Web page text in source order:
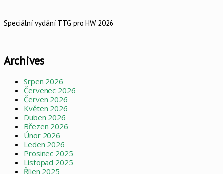
Speciální vydání TTG pro HW 2026
Archives
Srpen 2026
Červenec 2026
Červen 2026
Květen 2026
Duben 2026
Březen 2026
Únor 2026
Leden 2026
Prosinec 2025
Listopad 2025
Říjen 2025